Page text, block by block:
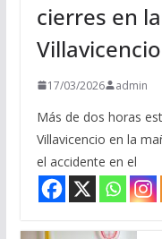
cierres en
Villavicencio
17/03/2026 admin
Más de dos horas
Villavicencio en la
el accidente en el